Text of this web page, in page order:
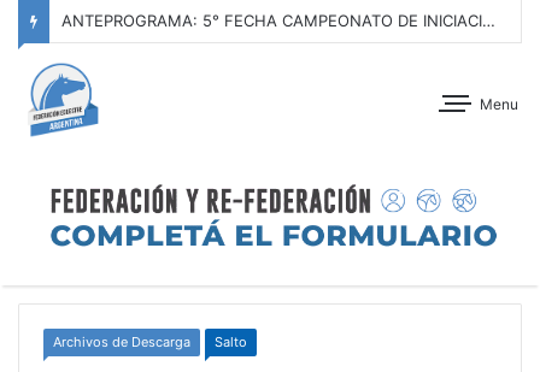
ANTEPROGRAMA: 5° FECHA CAMPEONATO DE INICIACIÓN A LA ACTIVIDAD ECUESTRE ZONA METROPOLITANA SUR – CLUB HÍPICO LA PLATA – 23 DE AGOSTO 2026
Menu
Archivos de Descarga Salto